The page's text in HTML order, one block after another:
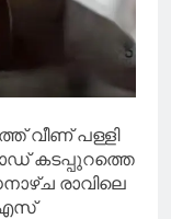
വീണ് പള്ളി
കടപ്പുറത്തെ
രാവിലെ